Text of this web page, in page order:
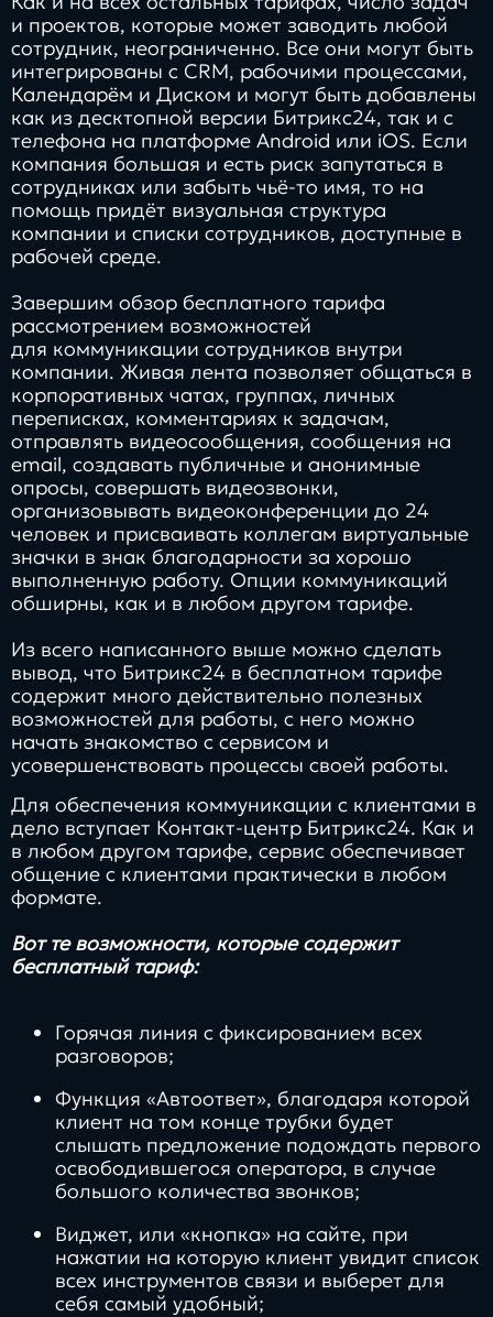
и проектов, которые может заводить любой
сотрудник, неограниченно. Все они могут быть
интегрированы с CRM, рабочими процессами,
Календарём и Диском и могут быть добавлены
как из десктопной версии Битрикс24, так и с
телефона на платформе Android или iOS. Если
компания большая и есть риск запутаться в
сотрудниках или забыть чьё-то имя, то на
помощь придёт визуальная структура
компании и списки сотрудников, доступные в
рабочей среде.
Завершим обзор бесплатного тарифа
рассмотрением возможностей
для коммуникации сотрудников внутри
компании. Живая лента позволяет общаться в
корпоративных чатах, группах, личных
переписках, комментариях к задачам,
отправлять видеосообщения, сообщения на
email, создавать публичные и анонимные
опросы, совершать видеозвонки,
организовывать видеоконференции до 24
человек и присваивать коллегам виртуальные
значки в знак благодарности за хорошо
выполненную работу. Опции коммуникаций
обширны, как и в любом другом тарифе.
Из всего написанного выше можно сделать
вывод, что Битрикс24 в бесплатном тарифе
содержит много действительно полезных
возможностей для работы, с него можно
начать знакомство с сервисом и
усовершенствовать процессы своей работы.
Для обеспечения коммуникации с клиентами в
дело вступает Контакт-центр Битрикс24. Как и
в любом другом тарифе, сервис обеспечивает
общение с клиентами практически в любом
формате.
Вот те возможности, которые содержит
бесплатный тариф:
Горячая линия с фиксированием всех
разговоров;
Функция «Автоответ», благодаря которой
клиент на том конце трубки будет
слышать предложение подождать первого
освободившегося оператора, в случае
большого количества звонков;
Виджет, или «кнопка» на сайте, при
нажатии на которую клиент увидит список
всех инструментов связи и выберет для
себя самый удобный;